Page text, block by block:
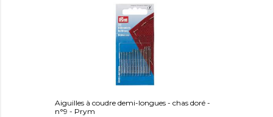
Aiguilles à coudre demi-longues - chas doré -
n°9 - Prym